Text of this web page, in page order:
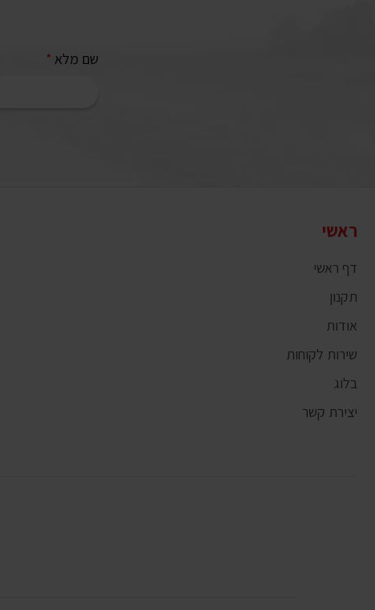
שם מלא *
ראשי
דף ראשי
תקנון
אודות
שירות לקוחות
בלוג
יצירת קשר